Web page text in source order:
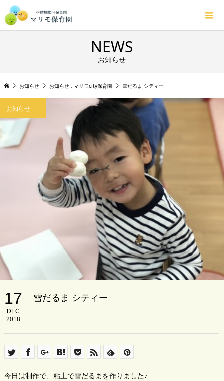
NEWS
お知らせ
お知らせ お知らせ , マリモcity保育園 雪だるま シティー
お知らせ
17
DEC
2018
雪だるま シティー
今日は制作で、粘土で雪だるまを作りました♪